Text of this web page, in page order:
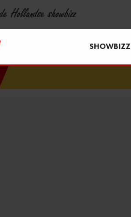
Hollandse showbizz
SHOWBIZZ